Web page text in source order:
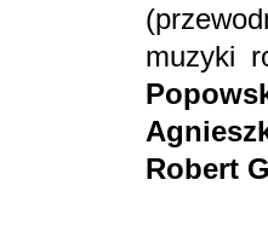
muzyki
Robert